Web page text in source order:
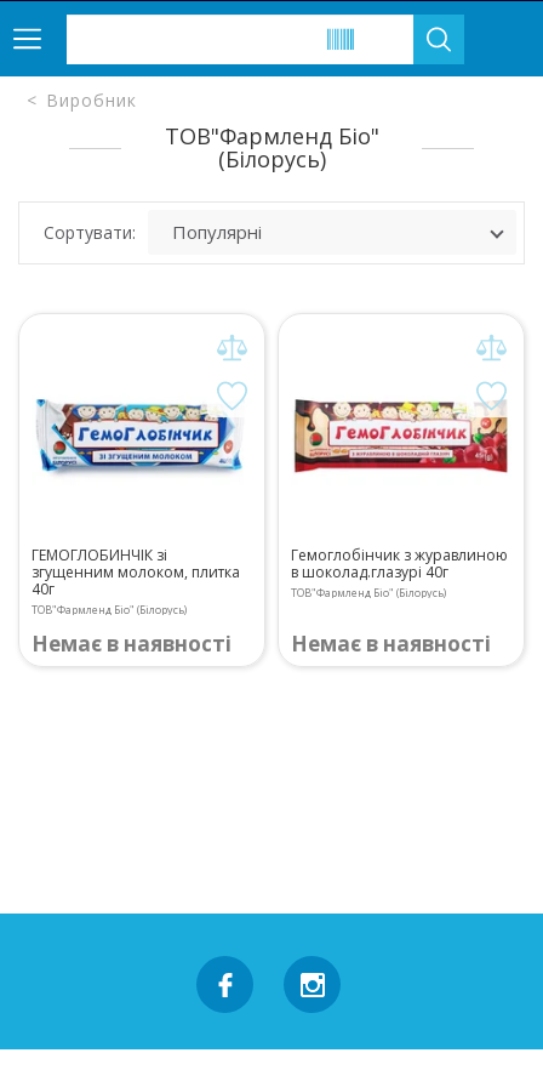
Виробник
ТОВ"Фармленд Біо"
(Білорусь)
Сортувати:
ГЕМОГЛОБИНЧІК зі
згущенним молоком, плитка
40г
ТОВ"Фармленд Біо" (Білорусь)
Немає в наявності
Гемоглобінчик з журавлиною
в шоколад.глазурі 40г
ТОВ"Фармленд Біо" (Білорусь)
Немає в наявності